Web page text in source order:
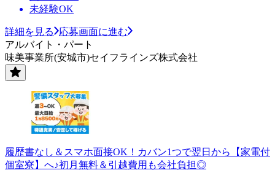
未経験OK
詳細を見る
応募画面に進む
アルバイト・パート
味美事業所(安城市)セイフラインズ株式会社
履歴書なし＆スマホ面接OK！カバン1つで翌日から【家電付
個室寮】へ♪初月無料＆引越費用も会社負担◎